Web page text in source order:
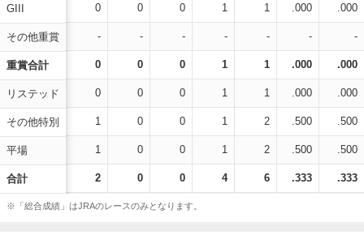
GIII
その他重賞
重賞合計
リステッド
その他特別
平場
合計
0 0 0 1 1 .000 .000
- - - - - - -
0 0 0 1 1 .000 .000
0 0 0 1 1 .000 .000
1 0 0 1 2 .500 .500
1 0 0 1 2 .500 .500
2 0 0 4 6 .333 .333
※「総合成績」はJRAのレースのみとなります。